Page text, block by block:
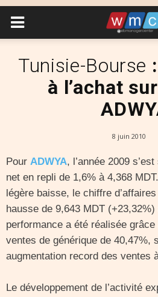
Tunisie-Bourse
à l’achat
8 juin 2010
Pour ADWYA, l’année 2009
net en repli de 1,6% à 4,368
légère baisse, le chiffre
hausse de 9,643 MDT
performance a été réalisée
ventes de générique de 40,47%,
augmentation record des ventes
Le développement de l’activité